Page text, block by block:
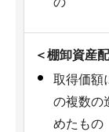
＜棚卸資産
取得価額
の複数の
めたもの